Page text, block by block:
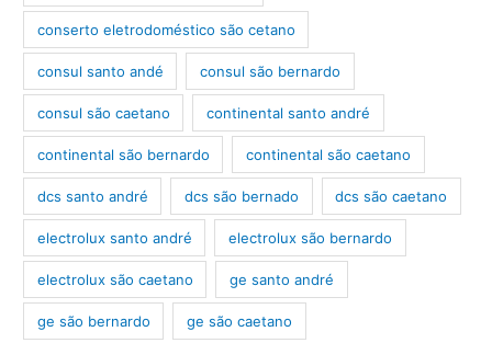
conserto eletrodoméstico são cetano
consul santo andé consul são bernardo
consul são caetano continental santo andré
continental são bernardo continental são caetano
dcs santo andré dcs são bernado dcs são caetano
electrolux santo andré electrolux são bernardo
electrolux são caetano ge santo andré
ge são bernardo ge são caetano